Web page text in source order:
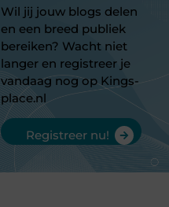
Wil jij jouw blogs delen
en een breed publiek
bereiken? Wacht niet
langer en registreer je
vandaag nog op Kings-
place.nl
Registreer nu!